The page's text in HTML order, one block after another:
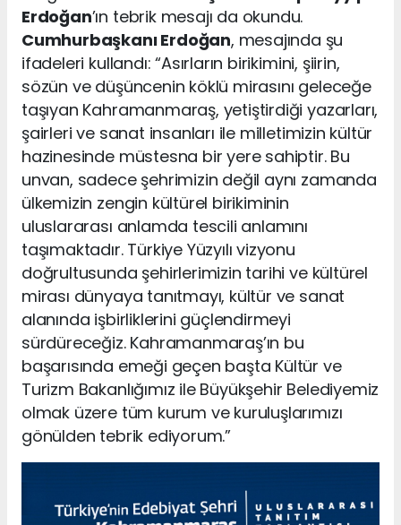
Erdoğan’ın tebrik mesajı da okundu.
Cumhurbaşkanı Erdoğan, mesajında şu
ifadeleri kullandı: “Asırların birikimini, şiirin,
sözün ve düşüncenin köklü mirasını geleceğe
taşıyan Kahramanmaraş, yetiştirdiği yazarları,
şairleri ve sanat insanları ile milletimizin kültür
hazinesinde müstesna bir yere sahiptir. Bu
unvan, sadece şehrimizin değil aynı zamanda
ülkemizin zengin kültürel birikiminin
uluslararası anlamda tescili anlamını
taşımaktadır. Türkiye Yüzyılı vizyonu
doğrultusunda şehirlerimizin tarihi ve kültürel
mirası dünyaya tanıtmayı, kültür ve sanat
alanında işbirliklerini güçlendirmeyi
sürdüreceğiz. Kahramanmaraş’ın bu
başarısında emeği geçen başta Kültür ve
Turizm Bakanlığımız ile Büyükşehir Belediyemiz
olmak üzere tüm kurum ve kuruluşlarımızı
gönülden tebrik ediyorum.”